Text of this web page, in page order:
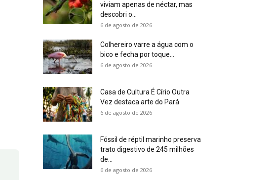
viviam apenas de néctar, mas
descobri o...
6 de agosto de 2026
Colhereiro varre a água com o
bico e fecha por toque...
6 de agosto de 2026
Casa de Cultura É Círio Outra
Vez destaca arte do Pará
6 de agosto de 2026
Fóssil de réptil marinho preserva
trato digestivo de 245 milhões
de...
6 de agosto de 2026